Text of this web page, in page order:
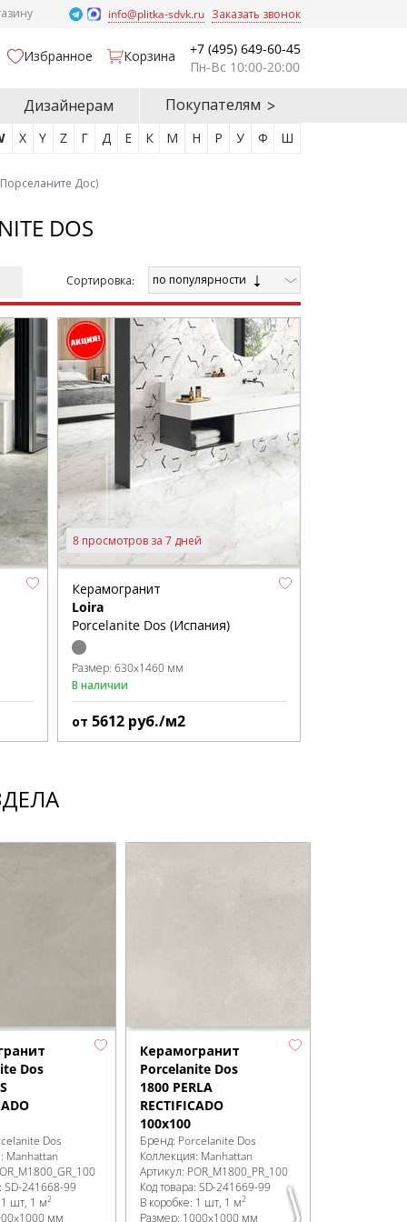
info@plitka-sdvk.ru Заказать звонок
Избранное Корзина
+7 (495) 649-60-45
Пн-Вс 10:00-20:00
Дизайнерам Покупателям
X Y Z Г Д Е К М Н Р У Ф Ш
Дос)
DOS
Cортировка: по популярности
8 просмотров за 7 дней
Керамогранит
Loira
Porcelanite Dos (Испания)
Размер: 630x1460 мм
В наличии
от 5612 руб./м2
Dos
Dos
Manhattan
SD-241668-99
1 шт, 1 м2
мм
Керамогранит
Porcelanite Dos
1800 PERLA
RECTIFICADO
100x100
Бренд: Porcelanite Dos
Коллекция: Manhattan
Артикул: POR_M1800_PR_100
Код товара: SD-241669-99
В коробке: 1 шт, 1 м2
Размер: 1000x1000 мм